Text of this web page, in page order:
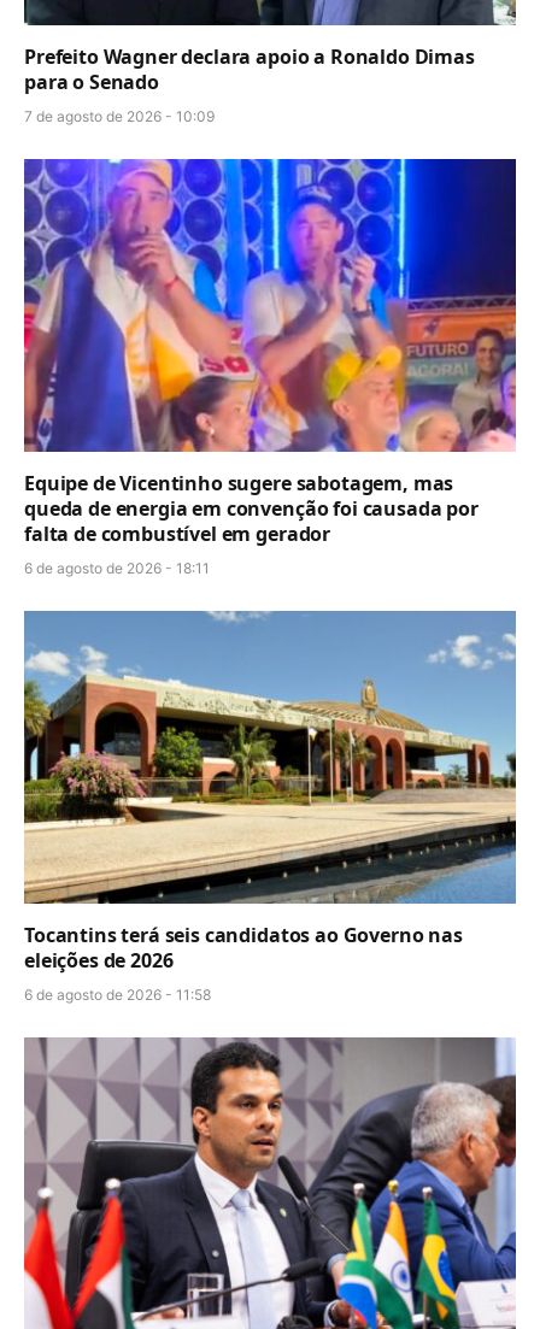
Prefeito Wagner declara apoio a Ronaldo Dimas
para o Senado
7 de agosto de 2026 - 10:09
Equipe de Vicentinho sugere sabotagem, mas
queda de energia em convenção foi causada por
falta de combustível em gerador
6 de agosto de 2026 - 18:11
Tocantins terá seis candidatos ao Governo nas
eleições de 2026
6 de agosto de 2026 - 11:58